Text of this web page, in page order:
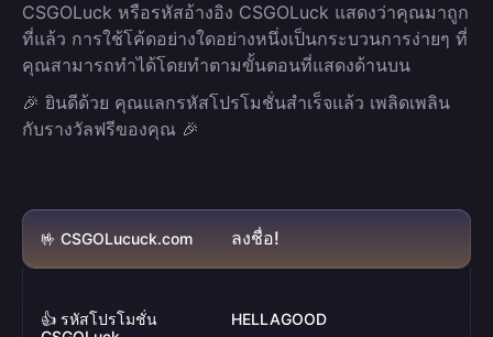
CSGOLuck หรือรหัสอ้างอิง CSGOLuck แสดงว่าคุณมาถูก
ที่แล้ว การใช้โค้ดอย่างใดอย่างหนึ่งเป็นกระบวนการง่ายๆ ที่
คุณสามารถทำได้โดยทำตามขั้นตอนที่แสดงด้านบน
🎉 ยินดีด้วย คุณแลกรหัสโปรโมชั่นสำเร็จแล้ว เพลิดเพลิน
กับรางวัลฟรีของคุณ 🎉
🤟 CSGOLucuck.com ลงชื่อ!
👍 รหัสโปรโมชั่น
HELLAGOOD